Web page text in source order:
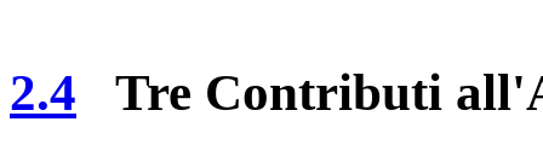
2.4 Tre Contributi